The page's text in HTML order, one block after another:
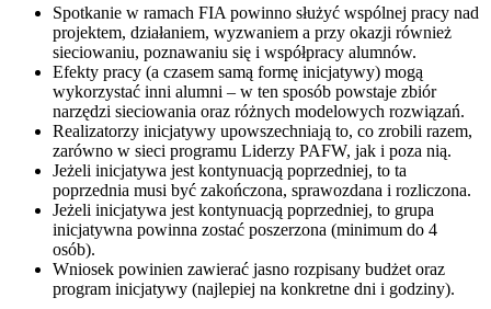
Spotkanie w ramach FIA powinno służyć wspólnej pracy nad
projektem, działaniem, wyzwaniem a przy okazji również
sieciowaniu, poznawaniu się i współpracy alumnów.
Efekty pracy (a czasem samą formę inicjatywy) mogą
wykorzystać inni alumni – w ten sposób powstaje zbiór
narzędzi sieciowania oraz różnych modelowych rozwiązań.
Realizatorzy inicjatywy upowszechniają to, co zrobili razem,
zarówno w sieci programu Liderzy PAFW, jak i poza nią.
Jeżeli inicjatywa jest kontynuacją poprzedniej, to ta
poprzednia musi być zakończona, sprawozdana i rozliczona.
Jeżeli inicjatywa jest kontynuacją poprzedniej, to grupa
inicjatywna powinna zostać poszerzona (minimum do 4
osób).
Wniosek powinien zawierać jasno rozpisany budżet oraz
program inicjatywy (najlepiej na konkretne dni i godziny).